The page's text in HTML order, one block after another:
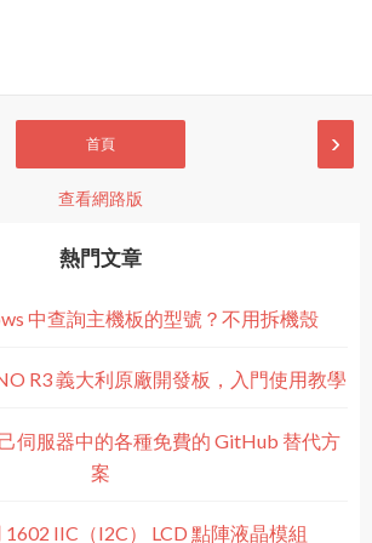
›
首頁
查看網路版
熱門文章
中查詢主機板的型號？不用拆機殼
R3 義大利原廠開發板，入門使用教學
伺服器中的各種免費的 GitHub 替代方
案
1602 IIC（I2C） LCD 點陣液晶模組